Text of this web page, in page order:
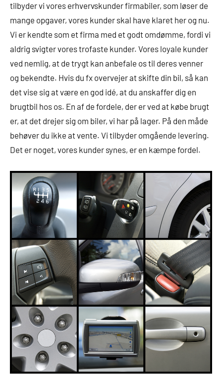
tilbyder vi vores erhvervskunder firmabiler, som løser de
mange opgaver, vores kunder skal have klaret her og nu.
Vi er kendte som et firma med et godt omdømme, fordi vi
aldrig svigter vores trofaste kunder. Vores loyale kunder
ved nemlig, at de trygt kan anbefale os til deres venner
og bekendte. Hvis du fx overvejer at skifte din bil, så kan
det vise sig at være en god idé, at du anskaffer dig en
brugtbil hos os. En af de fordele, der er ved at købe brugt
er, at det drejer sig om biler, vi har på lager. På den måde
behøver du ikke at vente. Vi tilbyder omgående levering.
Det er noget, vores kunder synes, er en kæmpe fordel.